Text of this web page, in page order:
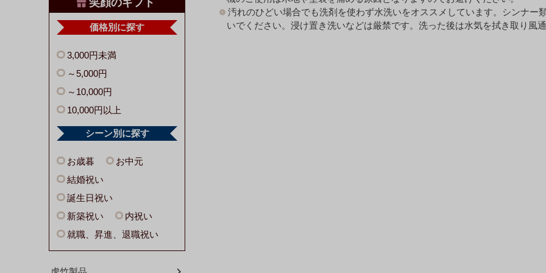
笑顔のギフト
価格別に探す
3,000円未満
～5,000円
～10,000円
10,000円以上
シーン別に探す
お歳暮
お中元
結婚祝い
誕生日祝い
新築祝い
内祝い
就職、昇進、退職祝い
汚れのひどい場合でも洗剤を使わず水洗いをオススメしています。シンナー
いでください。浸け置き洗いなどは厳禁です。洗った後は水気を拭き取り風